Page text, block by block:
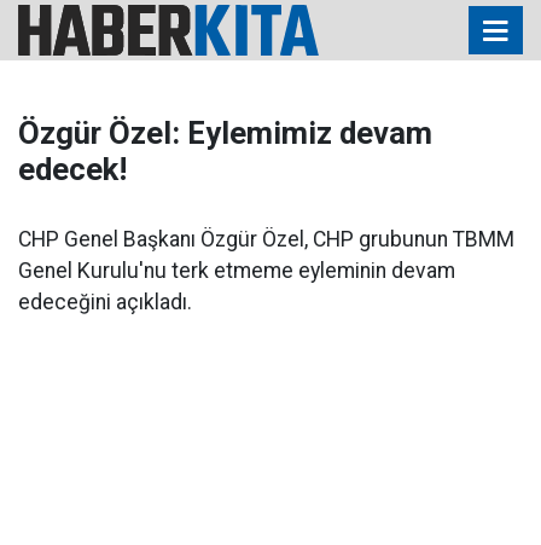
Özgür Özel: Eylemimiz devam
edecek!
CHP Genel Başkanı Özgür Özel, CHP grubunun TBMM
Genel Kurulu'nu terk etmeme eyleminin devam
edeceğini açıkladı.